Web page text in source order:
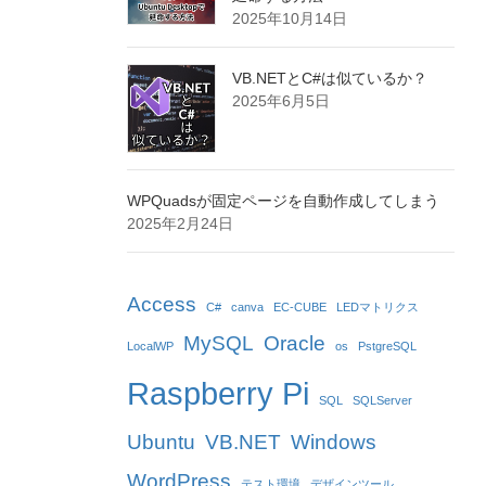
2025年10月14日
VB.NETとC#は似ているか？
2025年6月5日
WPQuadsが固定ページを自動作成してしまう
2025年2月24日
Access C# canva EC-CUBE LEDマトリクス
LocalWP MySQL Oracle os PstgreSQL
Raspberry Pi SQL SQLServer
Ubuntu VB.NET Windows
WordPress
テスト環境 デザインツール